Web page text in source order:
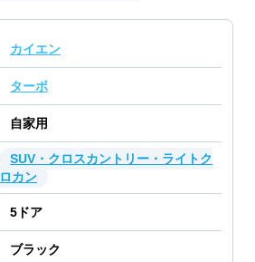
カイエン
ターボ
自家用
SUV・クロスカントリー・ライトク
ロカン
5 ドア
ブラック